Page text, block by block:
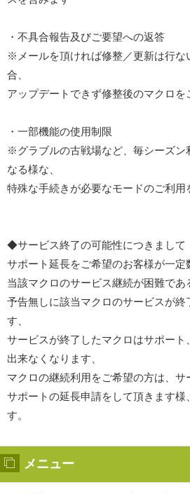
・不具合報告及びご要望への返答
※メールを頂ければ修整／更新は行な
合、
アップデートできず修整後のマクロを
・一部機能の使用制限
※グラブルの古戦場など、毎シーズン
なる様な、
特殊な手続きが必要なモードのご利用
◆サービス終了の可能性につきまして
サポート延長をご希望のお客様が一定
当該マクロのサービス継続が困難であ
予告無しに該当マクロのサービスが終
す、
サービスが終了したマクロはサポー
出来なくなります、
マクロの継続利用をご希望の方は、サ
サポートの延長申請をして頂きます様
す。
メニュー